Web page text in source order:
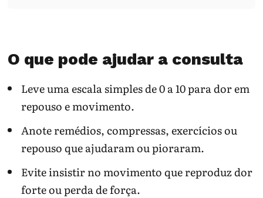
O que pode ajudar a consulta
Leve uma escala simples de 0 a 10 para dor em
repouso e movimento.
Anote remédios, compressas, exercícios ou
repouso que ajudaram ou pioraram.
Evite insistir no movimento que reproduz dor
forte ou perda de força.